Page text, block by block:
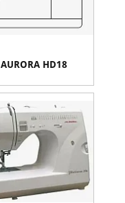
AURORA HD18